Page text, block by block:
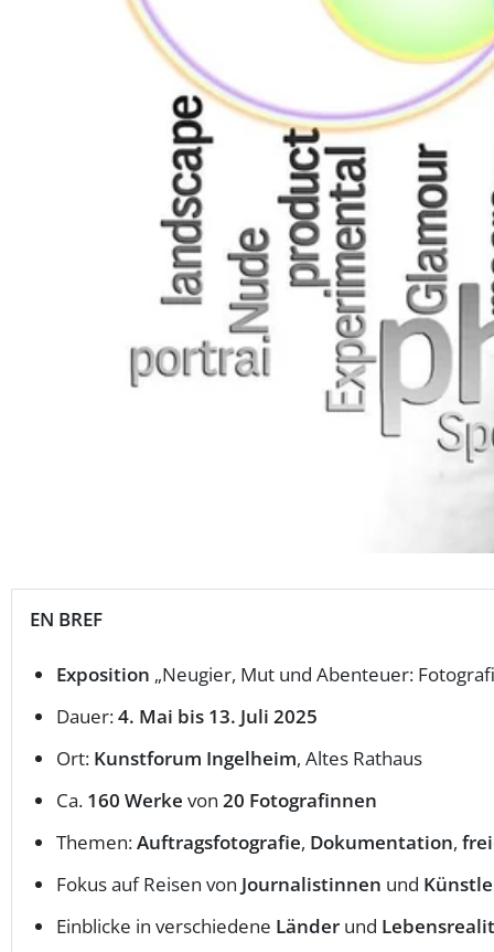
EN BREF
Exposition „Neugier, Mut und Abenteuer:
Dauer:4. Mai bis 13. Juli 2025
Ort: Kunstforum Ingelheim, Altes Rathaus
Ca. 160 Werke von 20 Fotografinnen
Themen:Auftragsfotografie, Dokumentation,
Fokus auf Reisen von Journalistinnen und
Einblicke in verschiedene Länder und